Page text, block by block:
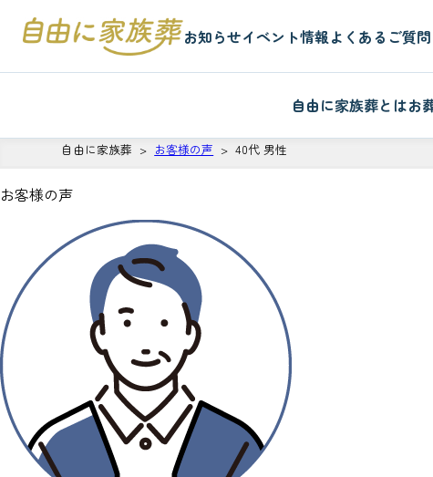
お知らせイベント情報よくあるご質問
自由に家族葬とはお
自由に家族葬 お客様の声 40代 男性
お客様の声